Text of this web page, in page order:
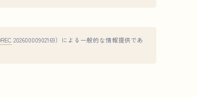
20260000902169）による一般的な情報提供であ